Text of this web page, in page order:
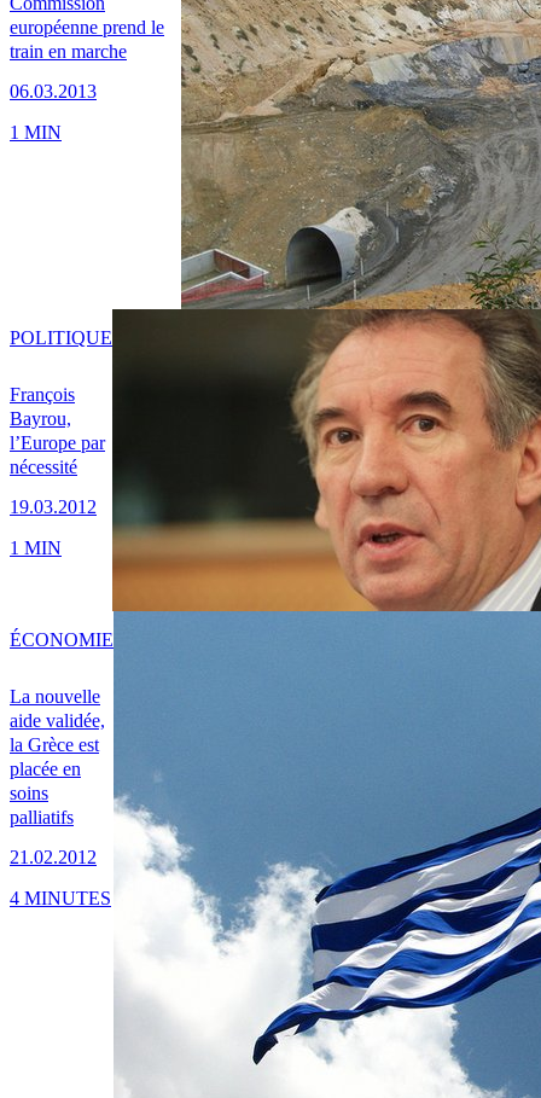
européenne prend le
train en marche
06.03.2013
1 MIN
François
Bayrou,
l’Europe par
nécessité
19.03.2012
POLITIQUE
1 MIN
La nouvelle
aide validée,
la Grèce est
placée en
soins
palliatifs
21.02.2012
ÉCONOMIE
4 MINUTES